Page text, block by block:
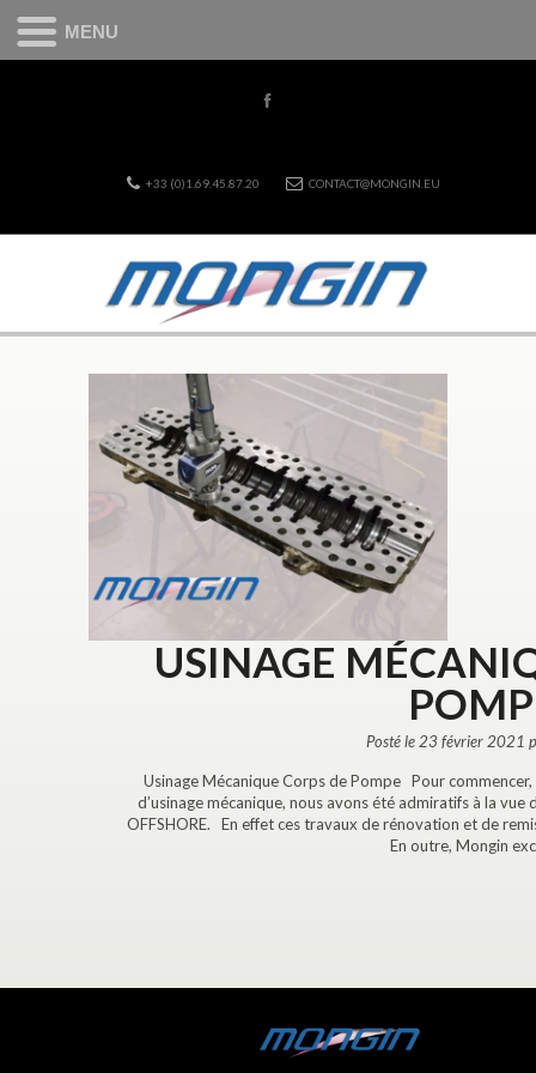
+33 (0)1.69.45.87.20 CONTACT@MONGIN.EU
USINAGE
Posté le 23 février 2021
Usinage Mécanique Corps de Pompe Pour
d’usinage mécanique, nous avons été admiratifs à la vue
OFFSHORE. En effet ces travaux de rénovation et de
En outre, Mongin
MENU